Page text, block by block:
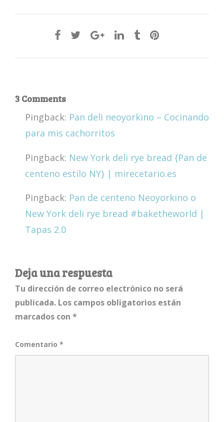
3 Comments
Pingback: Pan deli neoyorkino – Cocinando
para mis cachorritos
Pingback: New York deli rye bread {Pan de
centeno estilo NY} | mirecetario.es
Pingback: Pan de centeno Neoyorkino o
New York deli rye bread #baketheworld |
Tapas 2.0
Deja una respuesta
Tu dirección de correo electrónico no será
publicada. Los campos obligatorios están
marcados con *
Comentario *